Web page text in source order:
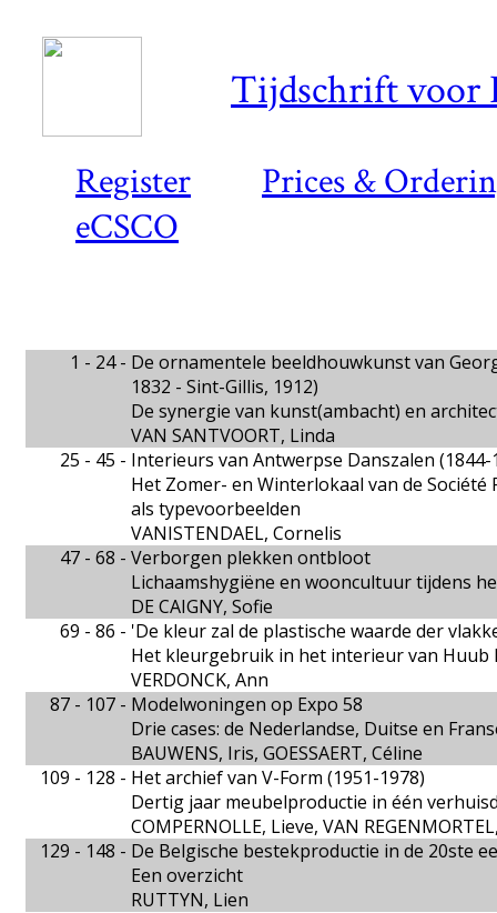
Register
Prices &
eCSCO
Tijdschrift voor
1 - 24 - De ornamentele beeldhouwkunst van
1832 - Sint-Gillis, 1912)
De synergie van kunst(ambacht) en
VAN SANTVOORT, Linda
25 - 45 - Interieurs van Antwerpse Danszalen (1844-
Het Zomer- en Winterlokaal van de Société
als typevoorbeelden
VANISTENDAEL, Cornelis
47 - 68 - Verborgen plekken ontbloot
Lichaamshygiëne en wooncultuur tijdens
DE CAIGNY, Sofie
69 - 86 - 'De kleur zal de plastische waarde der
Het kleurgebruik in het interieur van Huub
VERDONCK, Ann
87 - 107 - Modelwoningen op Expo 58
Drie cases: de Nederlandse, Duitse en
BAUWENS, Iris, GOESSAERT, Céline
109 - 128 - Het archief van V-Form (1951-1978)
Dertig jaar meubelproductie in één
COMPERNOLLE, Lieve, VAN
129 - 148 - De Belgische bestekproductie in de 20ste
Een overzicht
RUTTYN, Lien